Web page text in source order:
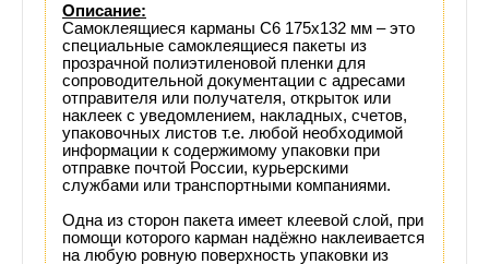
Описание:
Самоклеящиеся карманы С6 175х132 мм – это
специальные самоклеящиеся пакеты из
прозрачной полиэтиленовой пленки для
сопроводительной документации с адресами
отправителя или получателя, открыток или
наклеек с уведомлением, накладных, счетов,
упаковочных листов т.е. любой необходимой
информации к содержимому упаковки при
отправке почтой России, курьерскими
службами или транспортными компаниями.
Одна из сторон пакета имеет клеевой слой, при
помощи которого карман надёжно наклеивается
на любую ровную поверхность упаковки из